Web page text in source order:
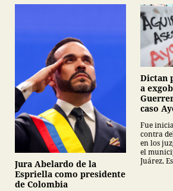
Jura Abelardo de la
Espriella como presidente
de Colombia
Dictan
a
caso
Fue
contra
en los
el
Juárez,